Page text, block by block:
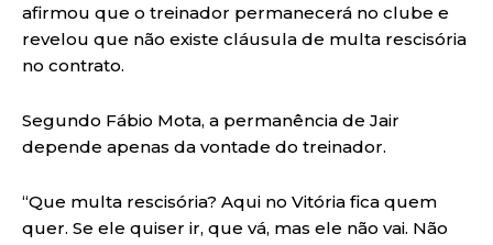
afirmou que o treinador permanecerá no clube e
revelou que não existe cláusula de multa rescisória
no contrato.
Segundo Fábio Mota, a permanência de Jair
depende apenas da vontade do treinador.
“Que multa rescisória? Aqui no Vitória fica quem
quer. Se ele quiser ir, que vá, mas ele não vai. Não